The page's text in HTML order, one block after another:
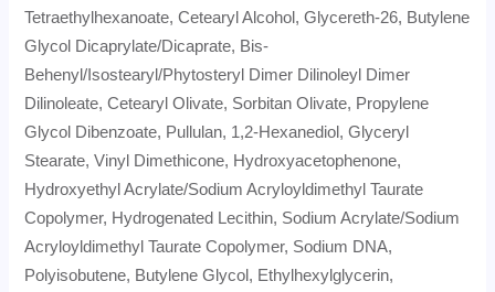
Tetraethylhexanoate, Cetearyl Alcohol, Glycereth-26, Butylene
Glycol Dicaprylate/Dicaprate, Bis-
Behenyl/Isostearyl/Phytosteryl Dimer Dilinoleyl Dimer
Dilinoleate, Cetearyl Olivate, Sorbitan Olivate, Propylene
Glycol Dibenzoate, Pullulan, 1,2-Hexanediol, Glyceryl
Stearate, Vinyl Dimethicone, Hydroxyacetophenone,
Hydroxyethyl Acrylate/Sodium Acryloyldimethyl Taurate
Copolymer, Hydrogenated Lecithin, Sodium Acrylate/Sodium
Acryloyldimethyl Taurate Copolymer, Sodium DNA,
Polyisobutene, Butylene Glycol, Ethylhexylglycerin,